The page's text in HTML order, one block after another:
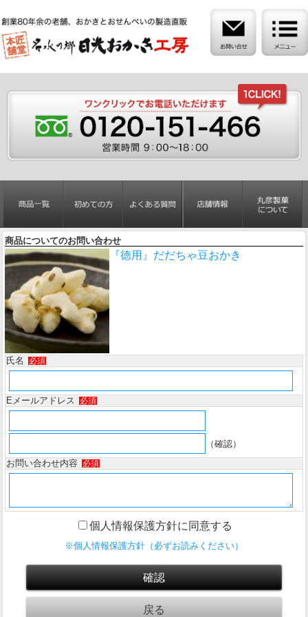
商品についてのお問い合わせ
『徳用』だだちゃ豆おかき
氏名 必須
Eメールアドレス 必須
（確認）
お問い合わせ内容
必須
個人情報保護方針に同意する
※個人情報保護方針（必ずお読みください）